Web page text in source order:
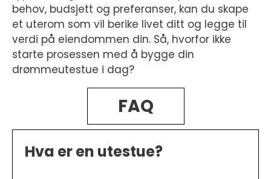
behov, budsjett og preferanser, kan du skape
et uterom som vil berike livet ditt og legge til
verdi på eiendommen din. Så, hvorfor ikke
starte prosessen med å bygge din
drømmeutestue i dag?
FAQ
Hva er en utestue?